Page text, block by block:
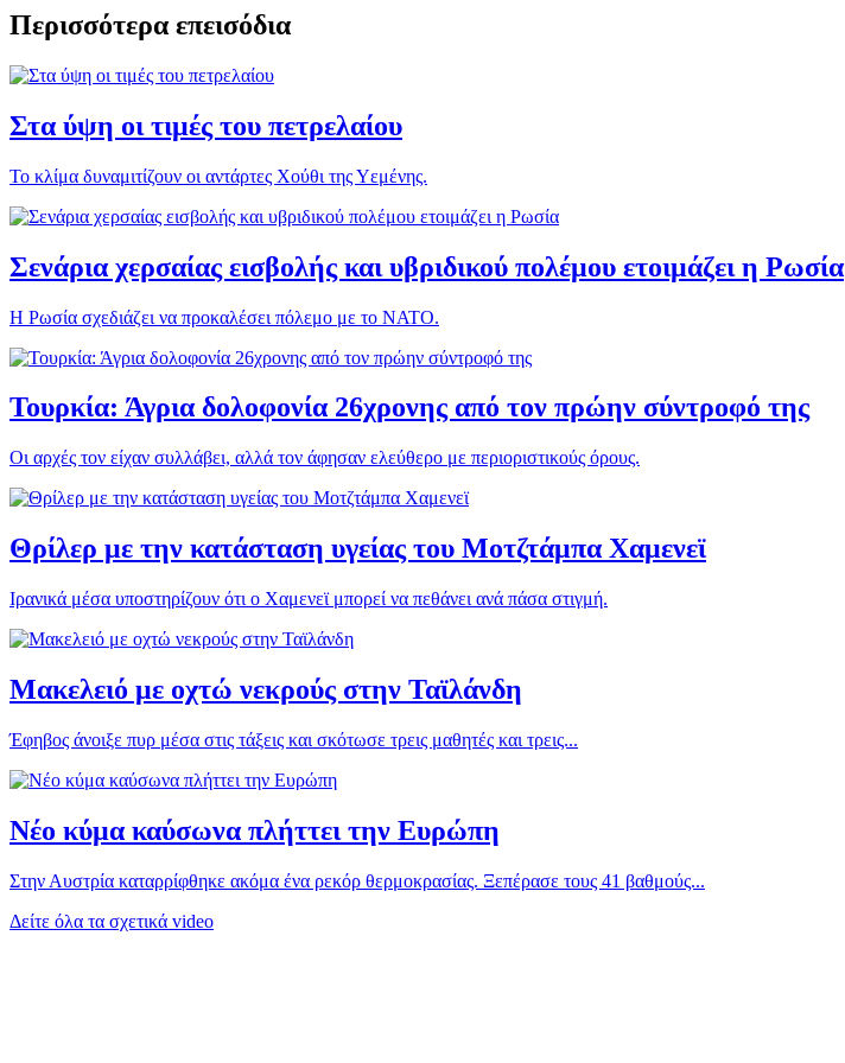
Περισσότερα επεισόδια
Στα ύψη οι τιμές του πετρελαίου
Το κλίμα δυναμιτίζουν οι αντάρτες Χούθι της Υεμένης.
Σενάρια χερσαίας εισβολής και υβριδικού πολέμου ετοιμάζει η Ρωσία
Η Ρωσία σχεδιάζει να προκαλέσει πόλεμο με το ΝΑΤΟ.
Τουρκία: Άγρια δολοφονία 26χρονης από τον πρώην σύντροφό της
Οι αρχές τον είχαν συλλάβει, αλλά τον άφησαν ελεύθερο με περιοριστικούς όρους.
Θρίλερ με την κατάσταση υγείας του Μοτζτάμπα Χαμενεϊ
Ιρανικά μέσα υποστηρίζουν ότι ο Χαμενεϊ μπορεί να πεθάνει ανά πάσα στιγμή.
Μακελειό με οχτώ νεκρούς στην Ταϊλάνδη
Έφηβος άνοιξε πυρ μέσα στις τάξεις και σκότωσε τρεις μαθητές και τρεις...
Νέο κύμα καύσωνα πλήττει την Ευρώπη
Στην Αυστρία καταρρίφθηκε ακόμα ένα ρεκόρ θερμοκρασίας. Ξεπέρασε τους 41 βαθμούς...
Δείτε όλα τα σχετικά video